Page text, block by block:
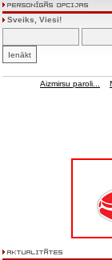
Sveiks, Viesi!
Aizmirsu paroli...